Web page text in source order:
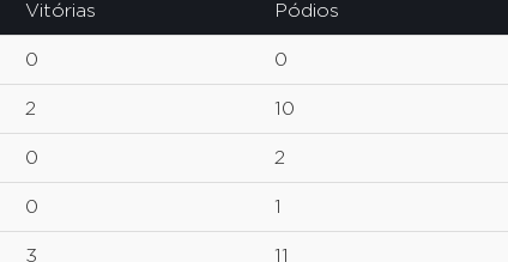
Vitórias Pódios
0 0
2 10
0 2
0 1
3 11